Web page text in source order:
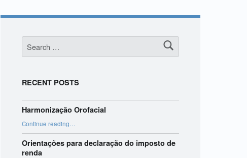
Search for:
RECENT POSTS
Harmonização Orofacial
Continue reading …
Orientações para declaração do imposto de
renda